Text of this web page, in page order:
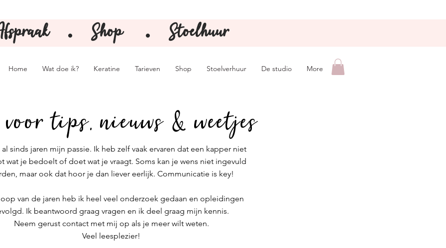
⚫️ Shop ⚫️ Stoelhuur
Home Wat doe ik? Keratine Tarieven Shop Stoelverhuur De studio More
tips, nieuws & weetjes
al sinds jaren mijn passie. Ik heb zelf vaak ervaren dat een kapper niet
wat je bedoelt of doet wat je vraagt. Soms kan je wens niet ingevuld
maar ook dat hoor je dan liever eerlijk. Communicatie is key!
van de jaren heb ik heel veel onderzoek gedaan en opleidingen
Ik beantwoord graag vragen en ik deel graag mijn kennis.
Neem gerust contact met mij op als je meer wilt weten.
Veel leesplezier!